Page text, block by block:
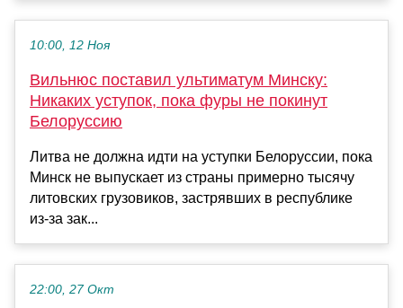
10:00, 12 Ноя
Вильнюс поставил ультиматум Минску:
Никаких уступок, пока фуры не покинут
Белоруссию
Литва не должна идти на уступки Белоруссии, пока
Минск не выпускает из страны примерно тысячу
литовских грузовиков, застрявших в республике
из-за зак...
22:00, 27 Окт